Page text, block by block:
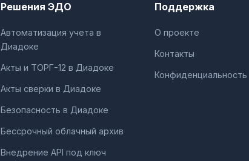
Решения ЭДО
Автоматизация учета в
Диадоке
Акты и ТОРГ-12 в Диадоке
Акты сверки в Диадоке
Безопасность в Диадоке
Бессрочный облачный архив
Внедрение API под ключ
Поддержка
О проекте
Контакты
Конфиденциальность